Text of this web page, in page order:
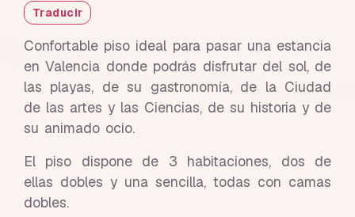
Traducir
Confortable piso ideal para pasar una estancia
en Valencia donde podrás disfrutar del sol, de
las playas, de su gastronomía, de la Ciudad
de las artes y las Ciencias, de su historia y de
su animado ocio.
El piso dispone de 3 habitaciones, dos de
ellas dobles y una sencilla, todas con camas
dobles.